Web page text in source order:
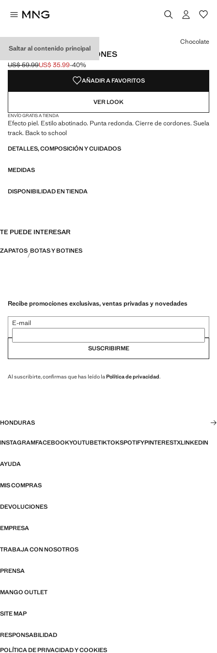
Saltar al contenido principal
BOTA MONTAÑA CORDONES
Precio inicial tachado [US$ 59.99 ]
US$ 59.99
Precio actual [US$ 35.99 ]
US$ 35.99-40%
Selecciona un color
Color Chocolate seleccionado
Chocolate
AÑADIR A FAVORITOS
VER LOOK
ENVÍO GRATIS A TIENDA
Efecto piel. Estilo abotinado. Punta redonda. Cierre de cordones. Suela
track. Back to school
DETALLES, COMPOSICIÓN Y CUIDADOS
MEDIDAS
DISPONIBILIDAD EN TIENDA
TE PUEDE INTERESAR
ZAPATOS BOTAS Y BOTINES
Recibe promociones exclusivas, ventas privadas y novedades
E-mail
SUSCRIBIRME
Al suscribirte, confirmas que has leído la Política de privacidad.
HONDURAS
INSTAGRAMFACEBOOKYOUTUBETIKTOKSPOTIFYPINTERESTXLINKEDIN
AYUDA
MIS COMPRAS
DEVOLUCIONES
EMPRESA
TRABAJA CON NOSOTROS
PRENSA
MANGO OUTLET
SITE MAP
RESPONSABILIDAD
POLÍTICA DE PRIVACIDAD Y COOKIES